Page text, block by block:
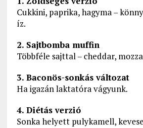
Cukkini, paprika, hagyma –
íz.
2. Sajtbomba muffin
Többféle sajttal – cheddar,
3. Baconös-sonkás változat
Ha igazán laktatóra vágyunk.
4. Diétás verzió
Sonka helyett pulykamell,